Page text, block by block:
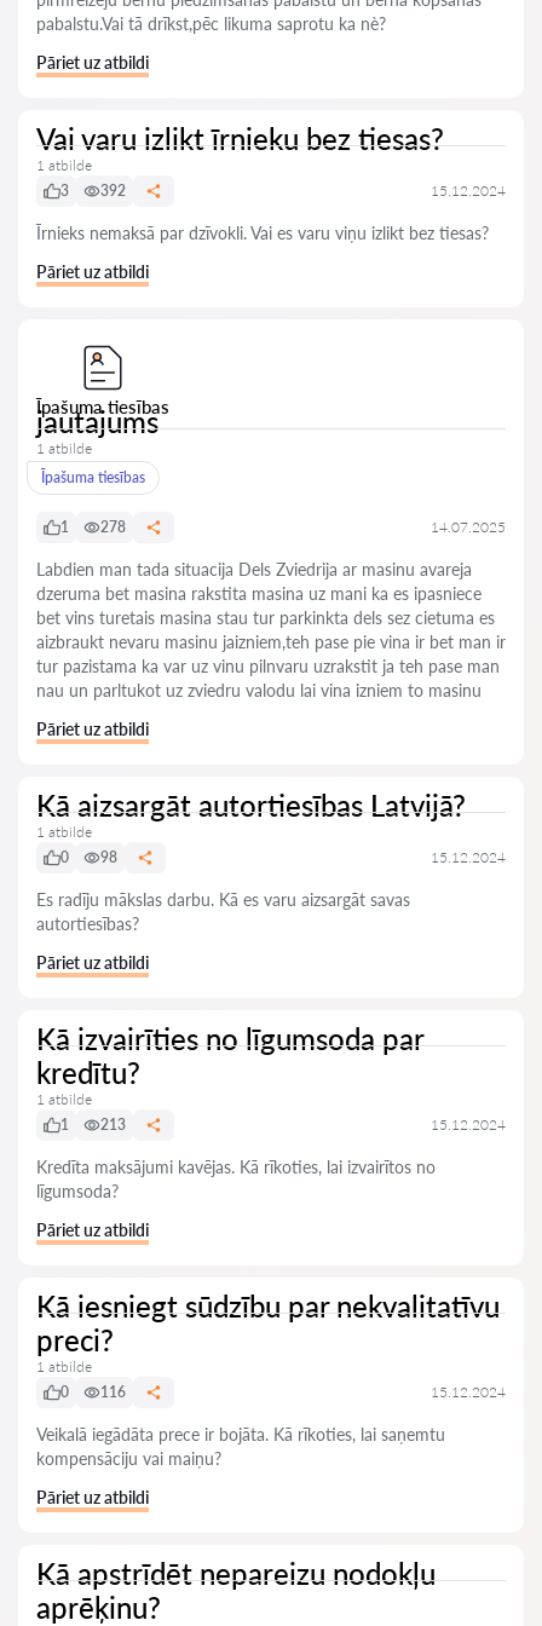
pabalstu.Vai tā drīkst,pēc likuma saprotu ka nè?
Pāriet uz atbildi
Vai varu izlikt īrnieku bez tiesas?
1 atbilde
3
392 15.12.2024
Īrnieks nemaksā par dzīvokli. Vai es varu viņu izlikt bez tiesas?
Pāriet uz atbildi
Īpašuma tiesības
jautajums
1 atbilde
Īpašuma tiesības
1 278 14.07.2025
Labdien man tada situacija Dels Zviedrija ar masinu avareja
dzeruma bet masina rakstita masina uz mani ka es ipasniece
bet vins turetais masina stau tur parkinkta dels sez cietuma es
aizbraukt nevaru masinu jaizniem,teh pase pie vina ir bet man ir
tur pazistama ka var uz vinu pilnvaru uzrakstit ja teh pase man
nau un parltukot uz zviedru valodu lai vina izniem to masinu
Pāriet uz atbildi
Kā aizsargāt autortiesības Latvijā?
1 atbilde
0
98 15.12.2024
Es radīju mākslas darbu. Kā es varu aizsargāt savas
autortiesības?
Pāriet uz atbildi
Kā izvairīties no līgumsoda par
kredītu?
1 atbilde
1
213 15.12.2024
Kredīta maksājumi kavējas. Kā rīkoties, lai izvairītos no
līgumsoda?
Pāriet uz atbildi
Kā iesniegt sūdzību par nekvalitatīvu
preci?
1 atbilde
0
116 15.12.2024
Veikalā iegādāta prece ir bojāta. Kā rīkoties, lai saņemtu
kompensāciju vai maiņu?
Pāriet uz atbildi
Kā apstrīdēt nepareizu nodokļu
aprēķinu?